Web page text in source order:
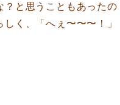
？と思うこともあったの
く、「へぇ〜〜〜！」